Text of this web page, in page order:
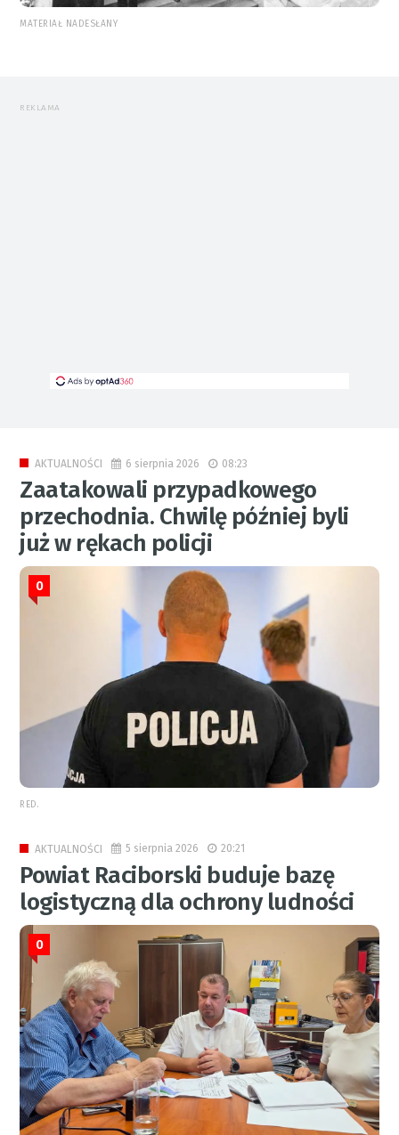
MATERIAŁ NADESŁANY
REKLAMA
AKTUALNOŚCI 6 sierpnia 2026 08:23
Zaatakowali przypadkowego
przechodnia. Chwilę później byli
już w rękach policji
0
RED.
AKTUALNOŚCI 5 sierpnia 2026 20:21
Powiat Raciborski buduje bazę
logistyczną dla ochrony ludności
0